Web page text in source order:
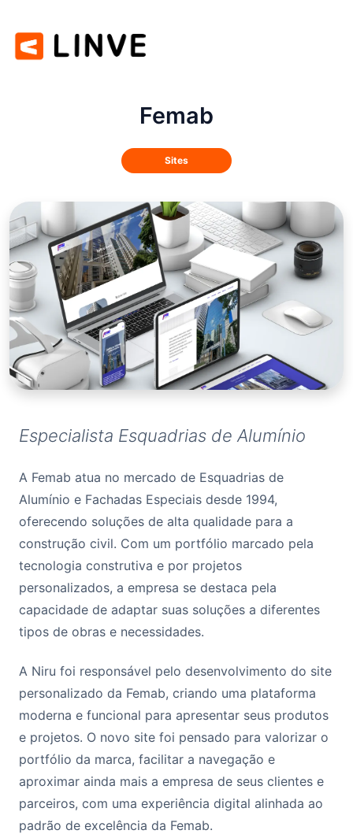
Femab
Sites
Especialista Esquadrias de Alumínio
A Femab atua no mercado de Esquadrias de
Alumínio e Fachadas Especiais desde 1994,
oferecendo soluções de alta qualidade para a
construção civil. Com um portfólio marcado pela
tecnologia construtiva e por projetos
personalizados, a empresa se destaca pela
capacidade de adaptar suas soluções a diferentes
tipos de obras e necessidades.
A Niru foi responsável pelo desenvolvimento do site
personalizado da Femab, criando uma plataforma
moderna e funcional para apresentar seus produtos
e projetos. O novo site foi pensado para valorizar o
portfólio da marca, facilitar a navegação e
aproximar ainda mais a empresa de seus clientes e
parceiros, com uma experiência digital alinhada ao
padrão de excelência da Femab.